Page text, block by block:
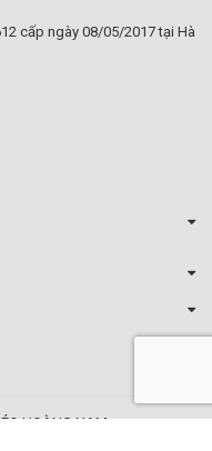
cấp ngày 08/05/2017 tại Hà
HOÀNG NAM